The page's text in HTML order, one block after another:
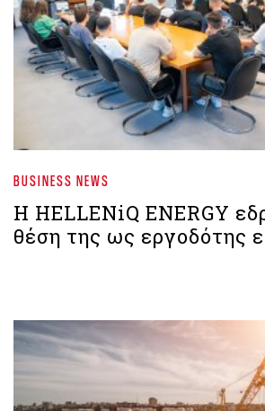
BUSINESS NEWS
Η HELLENiQ ENERGY
θέση της ως εργοδότης